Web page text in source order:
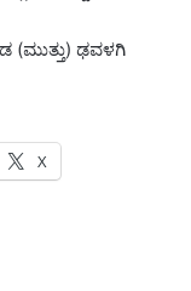
ಢವಳಗಿ
X